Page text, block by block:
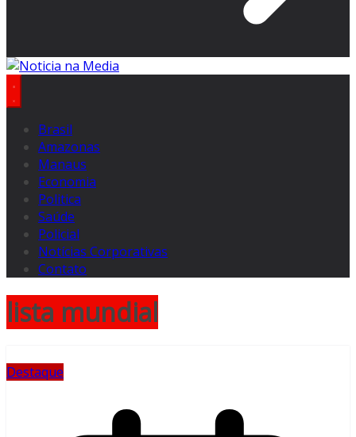
Brasil
Amazonas
Manaus
Economia
Politica
Saúde
Policial
Notícias Corporativas
Contato
lista mundial
Destaque